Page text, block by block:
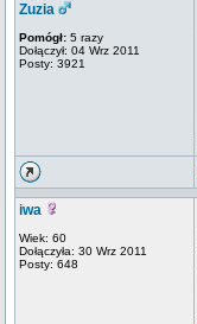
Zuzia
Pomógł: 5 razy
Dołączył: 04 Wrz 2011
Posty: 3921
iwa
Wiek: 60
Dołączyła: 30 Wrz 2011
Posty: 648